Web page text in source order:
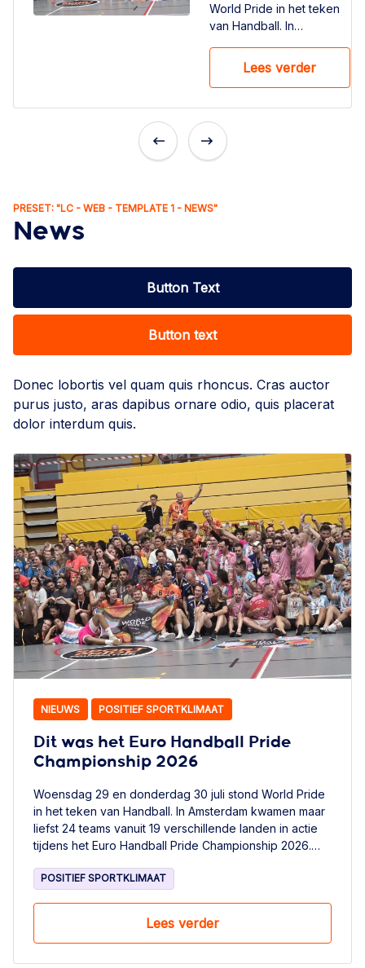
World Pride in het teken
van Handball. In
liefst 24 teams vanuit 19
verschillende landen in
Handball Pride
Championship 2026. Het
was een dag vol plezier,
sportiviteit en inclusie
Lees verder
PRESET: "LC - WEB - TEMPLATE 1 - NEWS"
News
Button Text
Button text
Donec lobortis vel quam quis rhoncus. Cras auctor
purus justo, aras dapibus ornare odio, quis placerat
dolor interdum quis.
NIEUWS POSITIEF SPORTKLIMAAT
Dit was het Euro Handball Pride
Championship 2026
Woensdag 29 en donderdag 30 juli stond World Pride
in het teken van Handball. In Amsterdam kwamen maar
liefst 24 teams vanuit 19 verschillende landen in actie
tijdens het Euro Handball Pride Championship 2026.
waarbij handbal de verbindende factor was.
POSITIEF SPORTKLIMAAT
Lees verder